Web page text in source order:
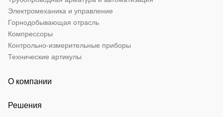
Электромеханика и управление
Горнодобывающая отрасль
Компрессоры
Контрольно-измерительные приборы
Технические артикулы
О компании
Решения